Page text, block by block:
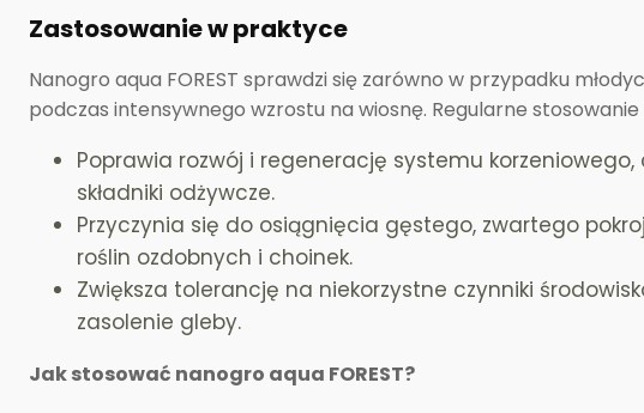
Zastosowanie w praktyce
Nanogro aqua FOREST sprawdzi się zarówno w przypadku
podczas intensywnego wzrostu na wiosnę. Regularne
Poprawia rozwój i regenerację systemu
składniki odżywcze.
Przyczynia się do osiągnięcia gęstego, zwartego
roślin ozdobnych i choinek.
Zwiększa tolerancję na niekorzystne czynniki
zasolenie gleby.
Jak stosować nanogro aqua FOREST?